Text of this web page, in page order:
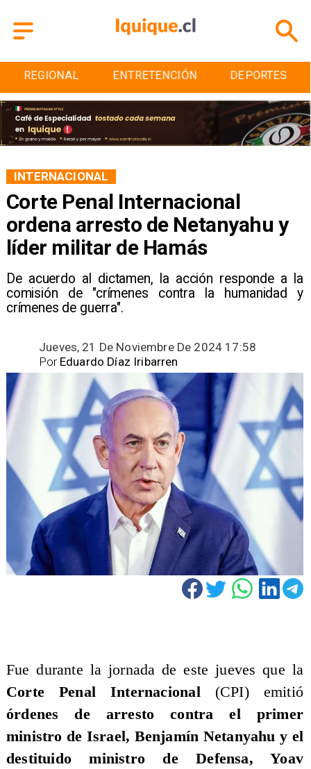
ENTRETENCIÓN DEPORTES CULTURA
Corte Penal Internacional
ordena arresto de Netanyahu y
líder militar de Hamás
De acuerdo al dictamen, la acción responde a la
comisión de "crímenes contra la humanidad y
crímenes de guerra".
INTERNACIONAL
Jueves, 21 De Noviembre De 2024 17:58
Eduardo Díaz Iribarren
Por
Fue durante la jornada de este jueves que la
Corte Penal Internacional (CPI) emitió
órdenes de arresto contra el primer
ministro de Israel, Benjamín Netanyahu y el
destituido ministro de Defensa, Yoav